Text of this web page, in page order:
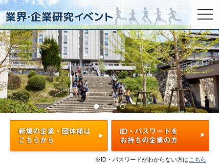
※ID・パスワードがわからない方はこちら